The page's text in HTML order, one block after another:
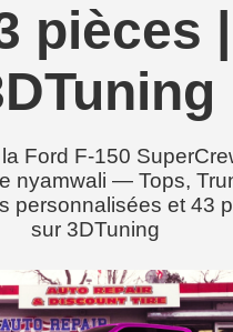
pièces |
Ford F-150
nyamwali — Tops,
personnalisées et 43
sur 3DTuning